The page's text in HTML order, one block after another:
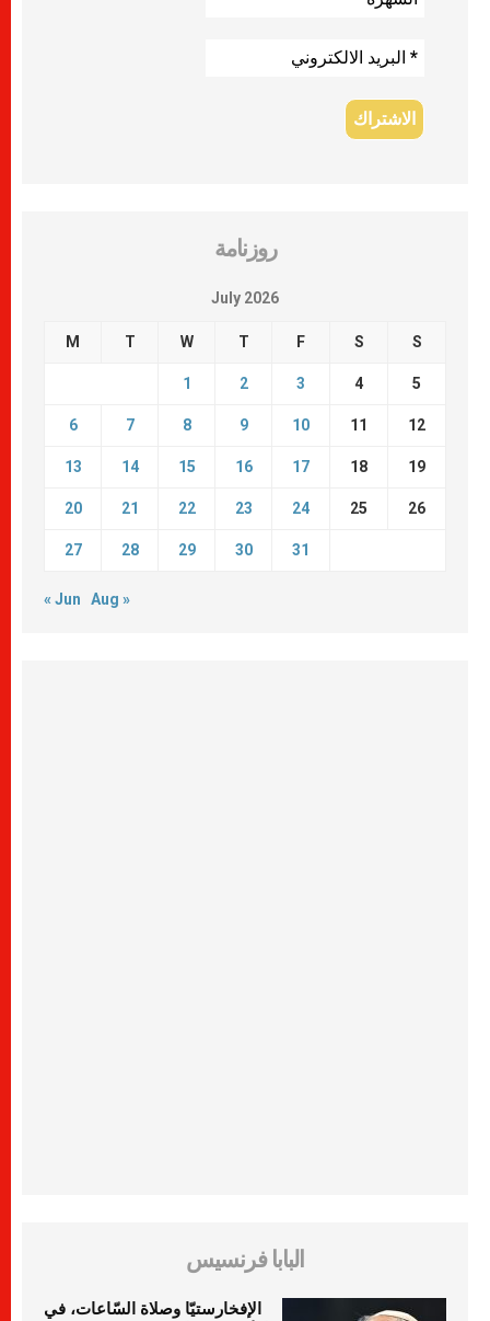
روزنامة
July 2026
M T W T F S S
1 2 3 4 5
6 7 8 9 10 11 12
13 14 15 16 17 18 19
20 21 22 23 24 25 26
27 28 29 30 31
« Jun Aug »
البابا فرنسيس
الإفخارستيّا وصلاة السّاعات، في